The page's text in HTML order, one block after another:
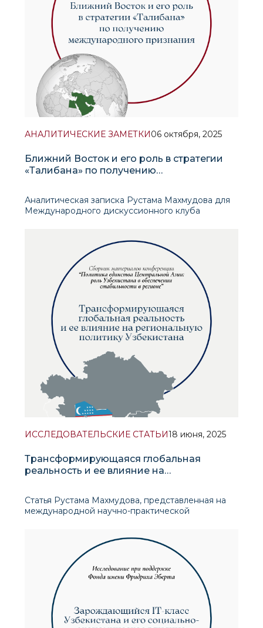
АНАЛИТИЧЕСКИЕ ЗАМЕТКИ 06 октября, 2025
Ближний Восток и его роль в стратегии
«Талибана» по получению
Аналитическая записка Рустама Махмудова для
Международного дискуссионного клуба
легитимации «Талибана» после 2021 года.
Центральная гипотеза авт
ИССЛЕДОВАТЕЛЬСКИЕ СТАТЬИ18 июня, 2025
Трансформирующаяся глобальная
реальность и ее влияние на
Статья Рустама Махмудова, представленная на
международной научно-практической
стабильности в регионе», предлагает
комплексный анализ эволюции курса Ташкента в
Центральной Азии. Ав